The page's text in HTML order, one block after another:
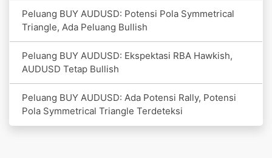
Peluang BUY AUDUSD: Potensi Pola Symmetrical
Triangle, Ada Peluang Bullish
Peluang BUY AUDUSD: Ekspektasi RBA Hawkish,
AUDUSD Tetap Bullish
Peluang BUY AUDUSD: Ada Potensi Rally, Potensi
Pola Symmetrical Triangle Terdeteksi